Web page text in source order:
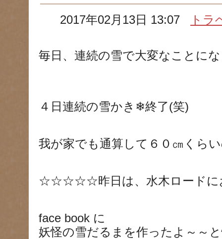
2017年02月13日 13:07 トラ
毎日、連続の雪で大変なことに
４日連続の雪かき❄終了(笑)
我が家でも通算して６０㎝くら
☆☆☆☆☆昨日は、水木ロードに
face book に
妖怪の雪だるまを作ったよ～～